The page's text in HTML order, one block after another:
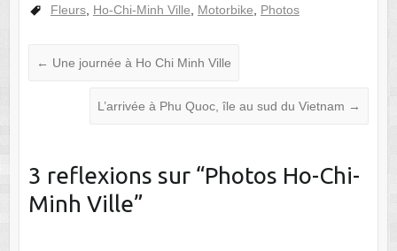
Fleurs, Ho-Chi-Minh Ville Motorbike Photos
← Une journée à Ho Chi Minh Ville
L’arrivée à Phu Quoc, île au sud du Vietnam →
3 reflexions sur “Photos Ho-Chi-
Minh Ville”